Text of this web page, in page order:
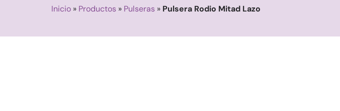
Inicio » Productos » Pulseras » Pulsera Rodio Mitad Lazo